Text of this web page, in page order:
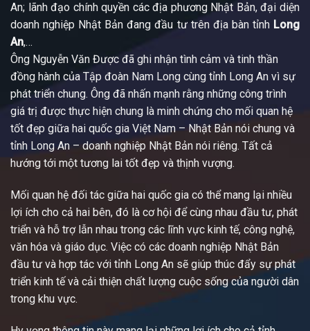
An; lãnh đạo chính quyền các địa phương Nhật Bản, đại diện
doanh nghiệp Nhật Bản đang đầu tư trên địa bàn tỉnh Long
An,…
Ông Nguyễn Văn Được đã ghi nhận tình cảm và tinh thần
đồng hành của Tập đoàn Nam Long cùng tỉnh Long An vì sự
phát triển chung. Ông đã nhấn mạnh rằng những công trình
giá trị được thực hiện chung là minh chứng cho mối quan hệ
tốt đẹp giữa hai quốc gia Việt Nam – Nhật Bản nói chung và
tỉnh Long An – doanh nghiệp Nhật Bản nói riêng. Tất cả
hướng tới một tương lai tốt đẹp và thịnh vượng.
Mối quan hệ đối tác giữa hai quốc gia có thể mang lại nhiều
lợi ích cho cả hai bên, đó là cơ hội để cùng nhau đầu tư, phát
triển và hỗ trợ lẫn nhau trong các lĩnh vực kinh tế, công nghệ,
văn hóa và giáo dục. Việc có các doanh nghiệp Nhật Bản
đầu tư và hợp tác với tỉnh Long An sẽ giúp thúc đẩy sự phát
triển kinh tế và cải thiện chất lượng cuộc sống của người dân
trong khu vực.